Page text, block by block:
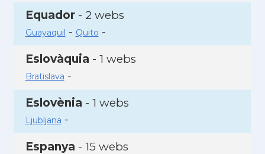
Equador- 2 webs
Guayaquil - Quito -
Eslovàquia - 1 webs
Bratislava -
Eslovènia - 1 webs
Ljubljana -
Espanya - 15 webs